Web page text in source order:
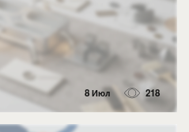
8 Июл 218